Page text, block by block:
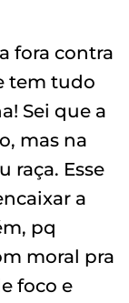
fora contra
tem tudo
Sei que a
mas na
raça. Esse
a
pq
moral pra
foco e